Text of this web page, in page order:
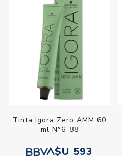
Tinta Igora Zero AMM 60
ml N°6-88
$U 593